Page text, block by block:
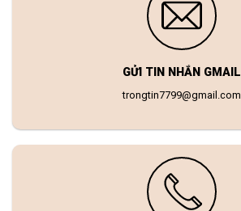
GỬI TIN NHẮN GMAIL
trongtin7799@gmail.com